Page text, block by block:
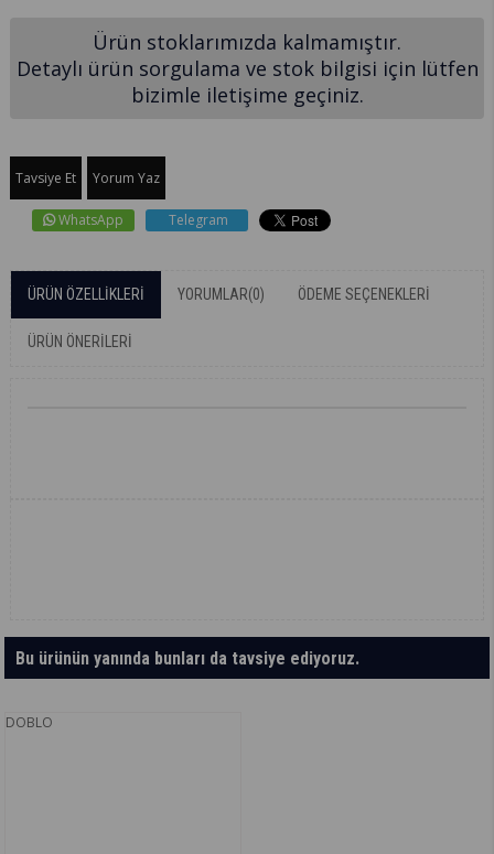
Ürün stoklarımızda kalmamıştır.
Detaylı ürün sorgulama ve stok bilgisi için lütfen
bizimle iletişime geçiniz.
Tavsiye Et Yorum Yaz
WhatsApp Telegram
ÜRÜN ÖZELLIKLERI YORUMLAR(0) ÖDEME SEÇENEKLERI
ÜRÜN ÖNERILERI
Bu ürünün yanında bunları da tavsiye ediyoruz.
DOBLO